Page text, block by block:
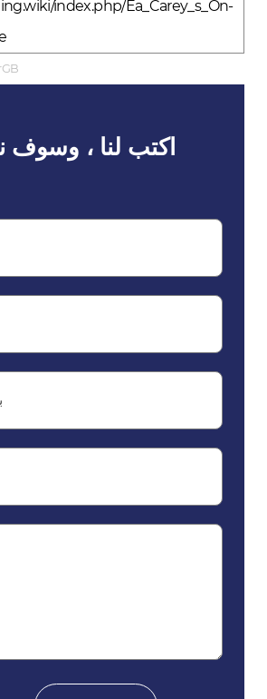
index.php/Ea_Carey_s_On-
اكتب لنا ، وسوف